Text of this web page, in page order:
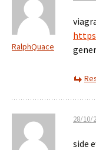
RalphQuace
28/10/
side